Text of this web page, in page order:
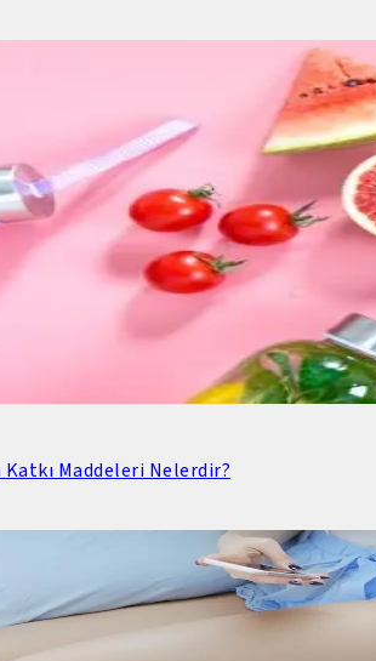
Maddeleri Nelerdir?